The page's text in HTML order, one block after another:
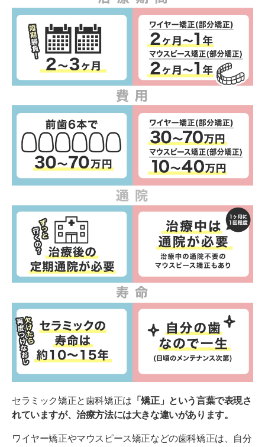
セラミック矯正と歯科矯正は 「矯正」という言葉で表現さ
れていますが、治療方法には大きな違いがあります。
ワイヤー矯正やマウスピース矯正などの歯科矯正は、自分